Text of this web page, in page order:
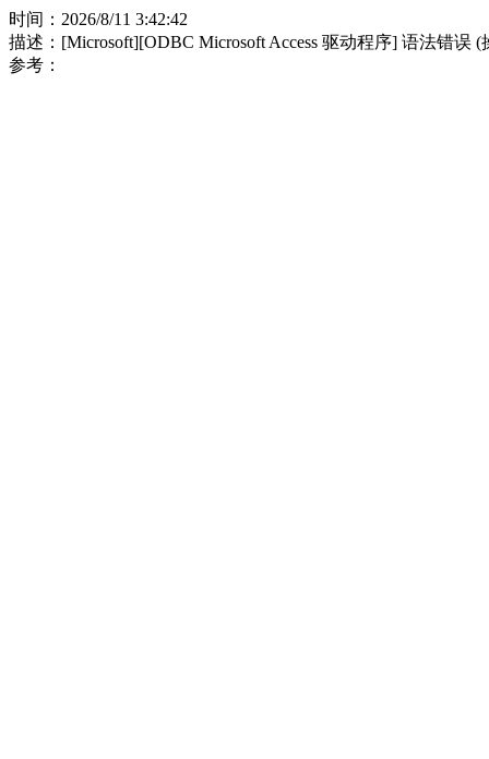
时间：2026/8/11 3:42:42
描述：[Microsoft][ODBC Microsoft Access 驱动程序] 语法错误
参考：